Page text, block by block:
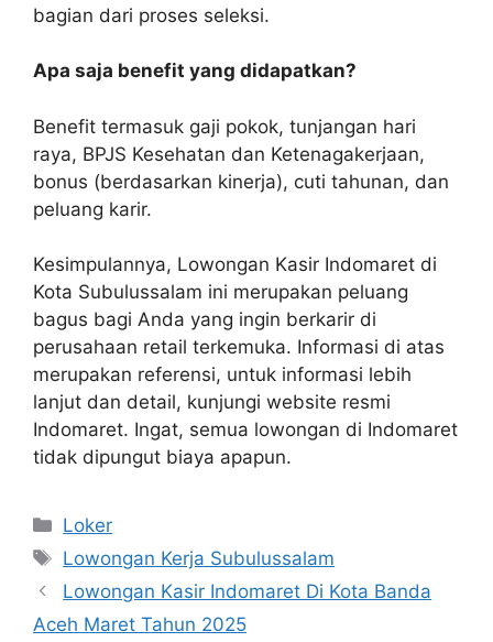
bagian dari proses seleksi.
Apa saja benefit yang didapatkan?
Benefit termasuk gaji pokok, tunjangan hari
raya, BPJS Kesehatan dan Ketenagakerjaan,
bonus (berdasarkan kinerja), cuti tahunan, dan
peluang karir.
Kesimpulannya, Lowongan Kasir Indomaret di
Kota Subulussalam ini merupakan peluang
bagus bagi Anda yang ingin berkarir di
perusahaan retail terkemuka. Informasi di atas
merupakan referensi, untuk informasi lebih
lanjut dan detail, kunjungi website resmi
Indomaret. Ingat, semua lowongan di Indomaret
tidak dipungut biaya apapun.
Kategori
Loker
Tag
Lowongan Kerja Subulussalam
Lowongan Kasir Indomaret Di Kota Banda
Aceh Maret Tahun 2025